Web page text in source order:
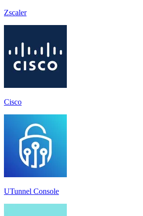
Zscaler
Cisco
UTunnel Console